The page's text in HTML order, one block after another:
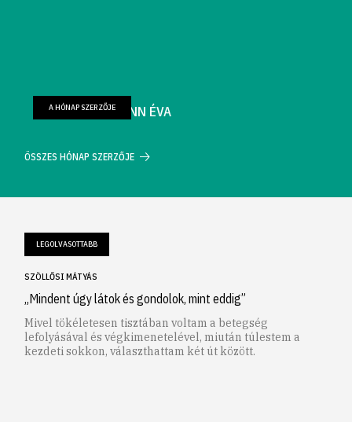
FARKAS WELLMANN ÉVA
A HÓNAP SZERZŐJE
ÖSSZES HÓNAP SZERZŐJE
LEGOLVASOTTABB
SZÖLLŐSI MÁTYÁS
„Mindent úgy látok és gondolok, mint eddig”
Mivel tökéletesen tisztában voltam a betegség
lefolyásával és végkimenetelével, miután túlestem a
kezdeti sokkon, választhattam két út között.